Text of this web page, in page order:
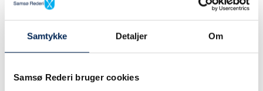
Samtykke Detaljer Om
Samsø Rederi bruger cookies